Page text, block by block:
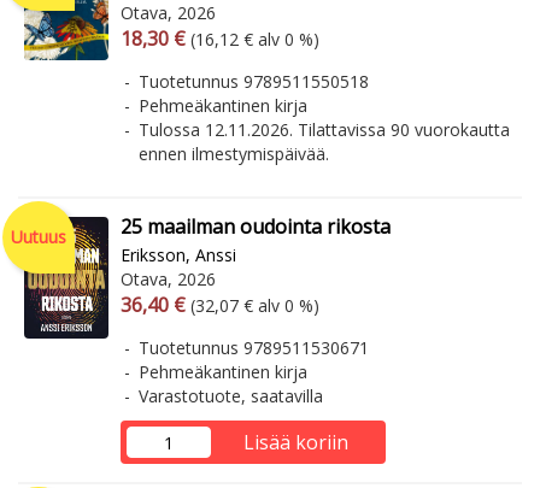
Otava, 2026
Arvonlisäverollinen hinta
18,30 € Arvonlisäveroton hinta
(16,12 € alv 0 %)
Tuotetunnus 9789511550518
Pehmeäkantinen kirja
Tulossa 12.11.2026. Tilattavissa 90 vuorokautta
ennen ilmestymispäivää.
Uutuus 25 maailman oudointa rikosta
Eriksson, Anssi
Otava, 2026
Arvonlisäverollinen hinta
36,40 € Arvonlisäveroton hinta
(32,07 € alv 0 %)
Tuotetunnus 9789511530671
Pehmeäkantinen kirja
Varastotuote, saatavilla
Lisää koriin